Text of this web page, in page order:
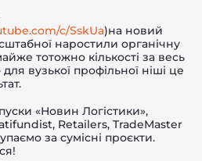
c/SskUa)на новий
наростили органічну
тотожно кількості за весь
вузької профільної ніші це
«Новин Логістики»,
Retailers, TradeMaster
за сумісні проєкти.